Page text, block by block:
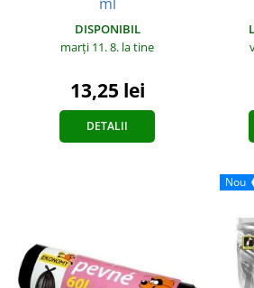
DISPONIBIL
marți 11. 8. la tine
13,25 lei
DETALII
Nou